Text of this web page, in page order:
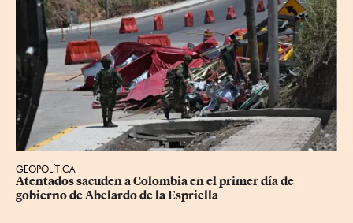
GEOPOLÍTICA
Atentados sacuden a Colombia en el primer día de
gobierno de Abelardo de la Espriella